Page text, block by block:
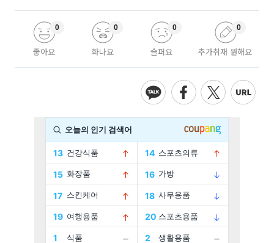
좋아요
0
화나요
0
슬퍼요
0
추가취재 원해요
0